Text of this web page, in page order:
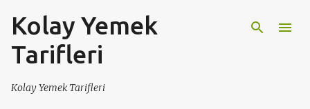
Ana içeriğe atla
Kolay Yemek
Tarifleri
Kolay Yemek Tarifleri